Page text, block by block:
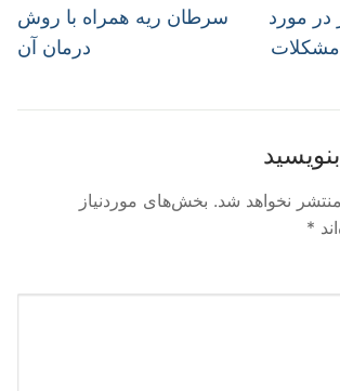
در مورد
سرطان ریه همراه با روش
درمان آن
نخواهد شد. بخش‌های موردنیاز
*